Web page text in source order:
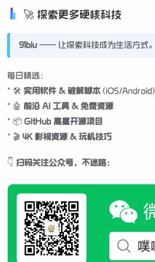
🚀 探索更多硬核科技
91biu —— 让探索科技成为生活方式。
每日精选：
* 🛠️ 实用软件 & 破解脚本 (iOS/Android)
* 🤖 前沿 AI 工具 & 免费资源
* 📦 GitHub 高星开源项目
* 🎬 4K 影视资源 & 玩机技巧
👇 扫码关注公众号，不迷路：